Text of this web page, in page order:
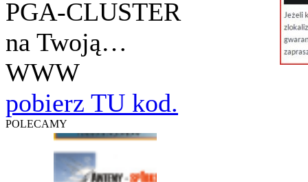
PGA-CLUSTER
na Twoją…
WWW
pobierz TU kod.
POLECAMY